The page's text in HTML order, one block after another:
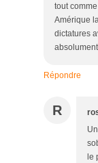
tout
Amérique
dictatures
Répondre
R
le